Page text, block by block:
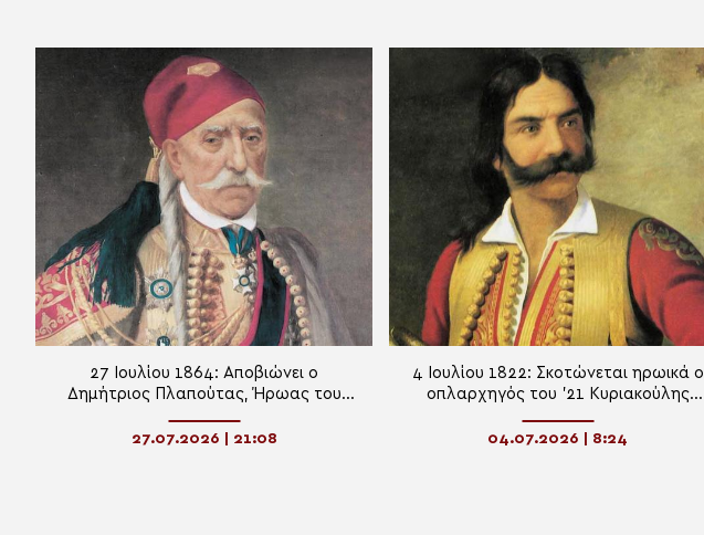
27 Ιουλίου 1864: Αποβιώνει ο
Δημήτριος Πλαπούτας, Ήρωας του
27.07.2026 | 21:08
4 Ιουλίου 1822: Σκοτώνεται ηρωικά ο
οπλαρχηγός του ’21 Κυριακούλης
04.07.2026 | 8:24